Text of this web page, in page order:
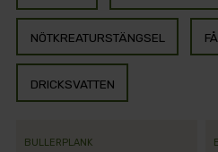
NÖTKREATURSTÄNGSEL
DRICKSVATTEN
BULLERPLANK